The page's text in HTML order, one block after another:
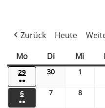
Zurück Heute
Mo
Di Mi
29
●●
30 1
6
●●
7 8